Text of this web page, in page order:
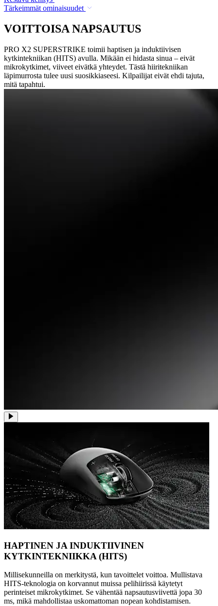
Tärkeimmät ominaisuudet
VOITTOISA NAPSAUTUS
PRO X2 SUPERSTRIKE toimii haptisen ja induktiivisen
kytkintekniikan (HITS) avulla. Mikään ei hidasta sinua – eivät
mikrokytkimet, viiveet eivätkä yhteydet. Tästä hiiritekniikan
läpimurrosta tulee uusi suosikkiaseesi. Kilpailijat eivät ehdi tajuta,
mitä tapahtui.
HAPTINEN JA INDUKTIIVINEN
KYTKINTEKNIIKKA (HITS)
Millisekunneilla on merkitystä, kun tavoittelet voittoa. Mullistava
HITS-teknologia on korvannut muissa pelihiirissä käytetyt
perinteiset mikrokytkimet. Se vähentää napsautusviivettä jopa 30
ms, mikä mahdollistaa uskomattoman nopean kohdistamisen.